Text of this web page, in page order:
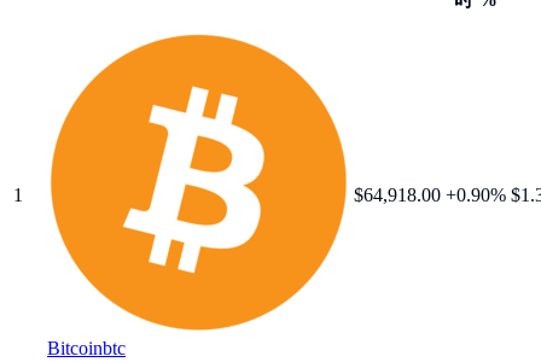
1
Bitcoinbtc
$64,918.00 +0.90%